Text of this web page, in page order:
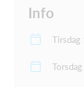
Info